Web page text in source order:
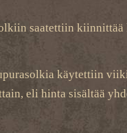
saatettiin kiinnittää
käytettiin
eli hinta sisältää